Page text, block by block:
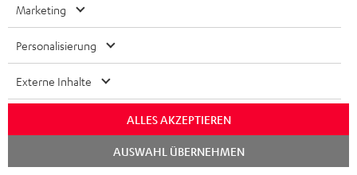
YAMAHA CD-S303
Panasonic Blu-ray Player
Marketing
Personalisierung
Externe Inhalte
ALLES AKZEPTIEREN
AUSWAHL ÜBERNEHMEN